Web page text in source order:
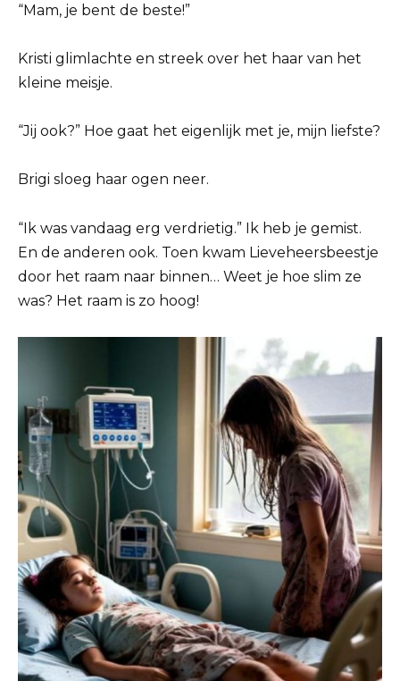
“Mam, je bent de beste!”
Kristi glimlachte en streek over het haar van het
kleine meisje.
“Jij ook?” Hoe gaat het eigenlijk met je, mijn liefste?
Brigi sloeg haar ogen neer.
“Ik was vandaag erg verdrietig.” Ik heb je gemist.
En de anderen ook. Toen kwam Lieveheersbeestje
door het raam naar binnen… Weet je hoe slim ze
was? Het raam is zo hoog!